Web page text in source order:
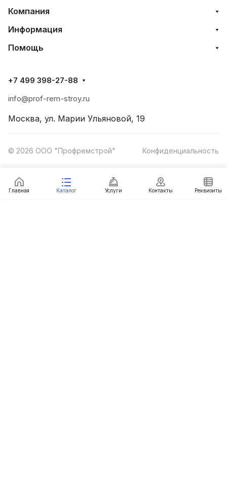
Главная Каталог Услуги Контакты Реквизиты
Компания
Информация
Помощь
+7 499 398-27-88
info@prof-rem-stroy.ru
Москва, ул. Марии Ульяновой, 19
© 2026 ООО "Профремстрой" Конфиденциальность